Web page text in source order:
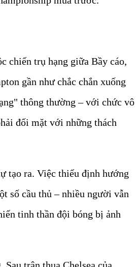
chiến trụ hạng giữa Bầy cáo,
gần như chắc chắn xuống
thông thường – với chức vô
đối mặt với những thách
tạo ra. Việc thiếu định hướng
số cầu thủ – nhiều người vẫn
tinh thần đội bóng bị ảnh